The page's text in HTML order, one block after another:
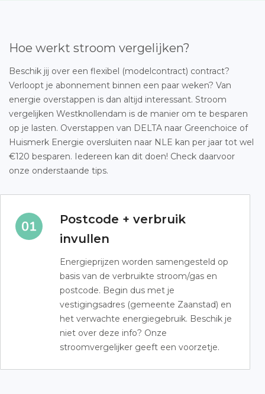
Hoe werkt stroom vergelijken?
Beschik jij over een flexibel (modelcontract) contract?
Verloopt je abonnement binnen een paar weken? Van
energie overstappen is dan altijd interessant. Stroom
vergelijken Westknollendam is de manier om te besparen
op je lasten. Overstappen van DELTA naar Greenchoice of
Huismerk Energie oversluiten naar NLE kan per jaar tot wel
€120 besparen. Iedereen kan dit doen! Check daarvoor
onze onderstaande tips.
Postcode + verbruik
invullen
Energieprijzen worden samengesteld op
basis van de verbruikte stroom/gas en
postcode. Begin dus met je
vestigingsadres (gemeente Zaanstad) en
het verwachte energiegebruik. Beschik je
niet over deze info? Onze
stroomvergelijker geeft een voorzetje.